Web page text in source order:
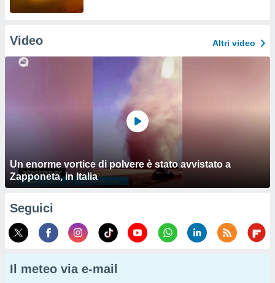
Video Altri video
Un enorme vortice di polvere è stato avvistato a
Zapponeta, in Italia
Seguici
Il meteo via e-mail